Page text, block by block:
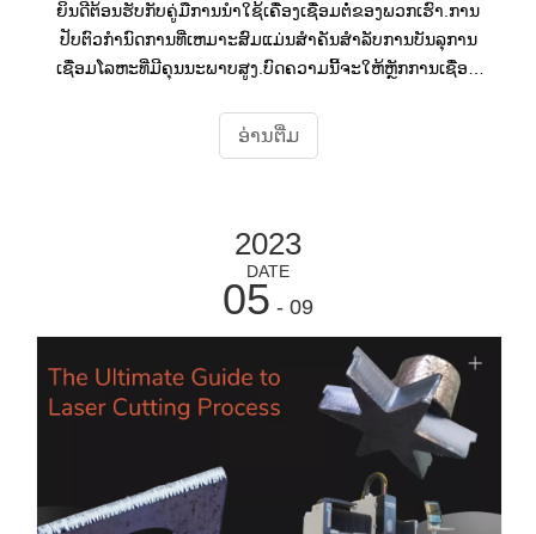
ຍິນ​ດີ​ຕ້ອນ​ຮັບ​ກັບ​ຄູ່​ມື​ການ​ນໍາ​ໃຊ້​ເຄື່ອງ​ເຊື່ອມ​ຕໍ່​ຂອງ​ພວກ​ເຮົາ​.ການ
ປັບຕົວກໍານົດການທີ່ເຫມາະສົມແມ່ນສໍາຄັນສໍາລັບການບັນລຸການ
ເຊື່ອມໂລຫະທີ່ມີຄຸນນະພາບສູງ.ບົດຄວາມນີ້ຈະໃຫ້ຫຼັກການເຊື່ອມ
ລັບການປັບເຄື່ອງຂອງທ່ານ.
ອ່ານ​ຕື່ມ
2023
DATE
05 - 09